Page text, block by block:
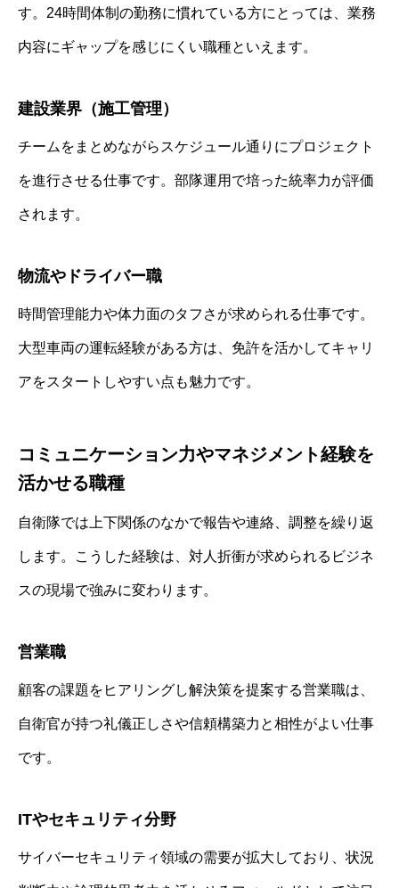
す。24時間体制の勤務に慣れている方にとっては、業務
内容にギャップを感じにくい職種といえます。
建設業界（施工管理）
チームをまとめながらスケジュール通りにプロジェクト
を進行させる仕事です。部隊運用で培った統率力が評価
されます。
物流やドライバー職
時間管理能力や体力面のタフさが求められる仕事です。
大型車両の運転経験がある方は、免許を活かしてキャリ
アをスタートしやすい点も魅力です。
コミュニケーション力やマネジメント経験を
活かせる職種
自衛隊では上下関係のなかで報告や連絡、調整を繰り返
します。こうした経験は、対人折衝が求められるビジネ
スの現場で強みに変わります。
営業職
顧客の課題をヒアリングし解決策を提案する営業職は、
自衛官が持つ礼儀正しさや信頼構築力と相性がよい仕事
です。
ITやセキュリティ分野
サイバーセキュリティ領域の需要が拡大しており、状況